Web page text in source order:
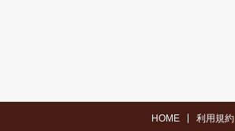
HOME 利用規約